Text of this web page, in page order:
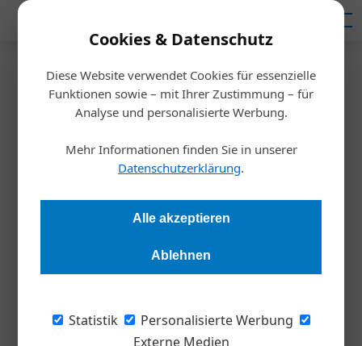
Cookies & Datenschutz
Diese Website verwendet Cookies für essenzielle
Funktionen sowie – mit Ihrer Zustimmung – für
Analyse und personalisierte Werbung.
Mehr Informationen finden Sie in unserer
Datenschutzerklärung.
Alle akzeptieren
Ablehnen
Statistik
Personalisierte Werbung
Externe Medien
Startseite/Inspiration
Marktkonforme
Vertriebsstrategien entwickeln
Vertriebsleiter müssen neue Vertriebsstrategien entwickeln,
wenn sich das Marktumfeld rasch wandelt. Das erfordert
werfen. Ein Vertriebscoach kann dabei helfen.